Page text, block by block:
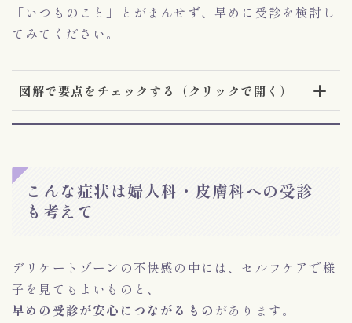
「いつものこと」とがまんせず、早めに受診を検討し
てみてください。
図解で要点をチェックする（クリックで開く）
こんな症状は婦人科・皮膚科への受診
も考えて
デリケートゾーンの不快感の中には、セルフケアで様
子を見てもよいものと、
早めの受診が安心につながるもの があります。